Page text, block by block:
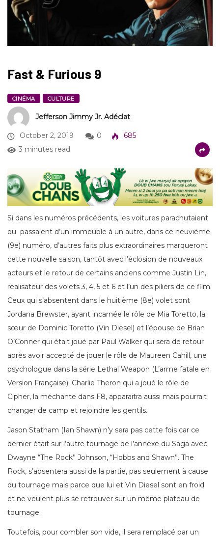
Fast & Furious 9
CINÉMA CULTURE
Jefferson Jimmy Jr. Adéclat
October 2, 2019 0
685
3 minutes read
Si dans les numéros précédents, les voitures parachutaient
ou passaient d’un immeuble à un autre, dans ce neuvième
(9e) numéro, d’autres faits plus extraordinaires marqueront
cette nouvelle saison, tantôt avec l’éclosion de nouveaux
acteurs et le retour de certains anciens comme Justin Lin,
réalisateur des volets 3, 4, 5 et 6 et l’un des piliers de ce film.
Ceux qui s’absentent dans le huitième (8e) volet sont
Jordana Brewster, ayant incarnée le rôle de Mia Toretto, la
sœur de Dominic Toretto (Vin Diesel) et l’épouse de Brian
O’Conner qui était joué par Paul Walker qui sera de retour
après avoir accepté de jouer le rôle de Maureen Cahill, une
psychologue dans la série Lethal Weapon (L’arme fatale en
Version Française). Charlie Theron qui a joué le rôle de
Cipher, la méchante dans F8, apparaitra aussi mais pourrait
changer de camp et rejoindre les gentils.
Jason Statham (Ian Shawn) n’y sera pas cette fois car ce
dernier était sur l’autre tournage de l’annexe du Saga avec
Dwayne “The Rock” Johnson, “Hobbs and Shawn”. The
Rock, s’absentera aussi de la partie, pas seulement à cause
du tournage mais parce que lui et Vin Diesel sont en froid
et ne veulent plus se retrouver sur un même plateau de
tournage.
Toutefois, pour combler son vide, il sera remplacé par un